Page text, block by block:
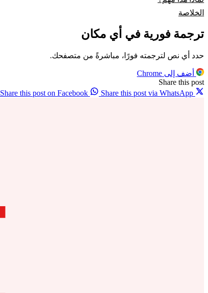
الخلاصة
ترجمة فورية في أي مكان
حدد أي نص لترجمته فورًا، مباشرةً من متصفحك.
أضف إلى Chrome
Share this post
Share this post on Facebook Share this post via WhatsApp